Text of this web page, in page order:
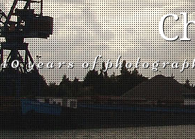
40 years of